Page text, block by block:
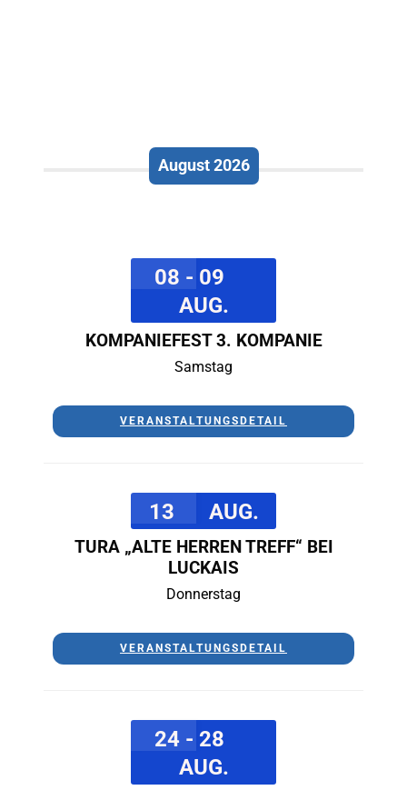
August 2026
08 - 09
AUG.
KOMPANIEFEST 3. KOMPANIE
Samstag
VERANSTALTUNGSDETAIL
13 AUG.
TURA „ALTE HERREN TREFF“ BEI
LUCKAIS
Donnerstag
VERANSTALTUNGSDETAIL
24 - 28
AUG.